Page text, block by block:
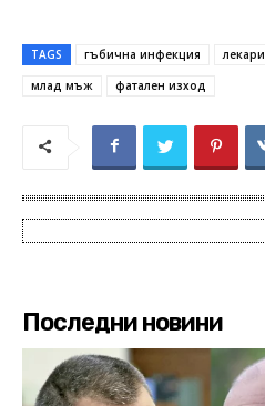
TAGS гъбична инфекция лекари
млад мъж
фатален изход
Последни новини